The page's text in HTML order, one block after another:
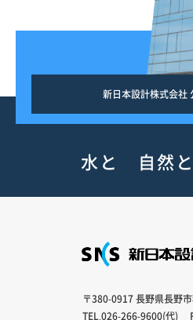
新日本設計株式会社
水と 自然
〒380-0917 長野県長野
TEL. 026-266-9600(代)